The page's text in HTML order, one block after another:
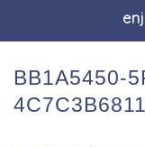
BB1A5450-